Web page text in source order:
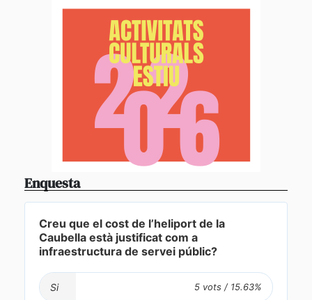
Enquesta
Creu que el cost de l’heliport de la
Caubella està justificat com a
infraestructura de servei públic?
Si